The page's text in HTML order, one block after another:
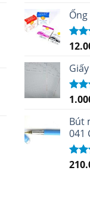
sao
sao
sao
Bút
041